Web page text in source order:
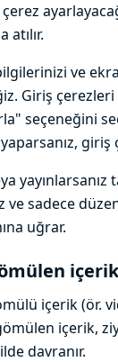
atılır.
ve
Giriş
seçeneğini
yaparsanız,
yayınlarsanız
ve sadece
uğrar.
içerik
içerik (ör.
içerik,
davranır.